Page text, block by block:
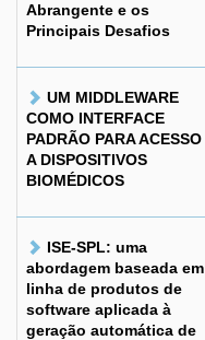
Abrangente e os
Principais Desafios
UM MIDDLEWARE
COMO INTERFACE
PADRÃO PARA ACESSO
A DISPOSITIVOS
BIOMÉDICOS
ISE-SPL: uma
abordagem baseada em
linha de produtos de
software aplicada à
geração automática de